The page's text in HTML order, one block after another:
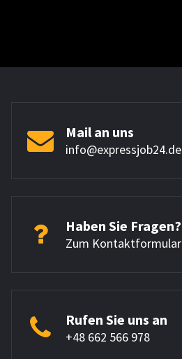
Mail an uns
info@expressjob24.de
Haben Sie Fragen?
Zum Kontaktformular
Rufen Sie uns an
+48 662 566 978